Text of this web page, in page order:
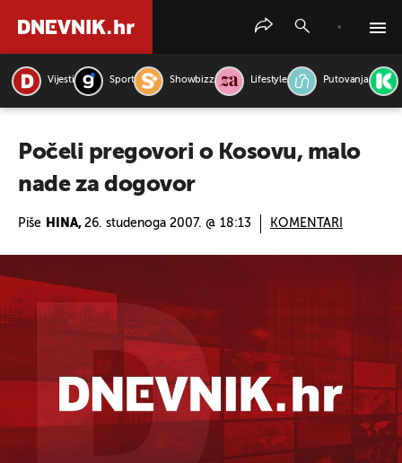
Vijesti Sport Showbizz Lifestyle Putovanja
Počeli pregovori o Kosovu, malo
nade za dogovor
Piše HINA, 26. studenoga 2007. @ 18:13 KOMENTARI
PRETRAŽITE VIJESTI